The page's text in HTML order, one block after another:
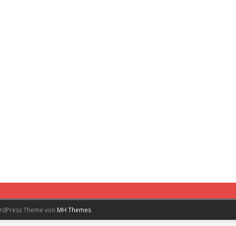
Theme von MH Themes